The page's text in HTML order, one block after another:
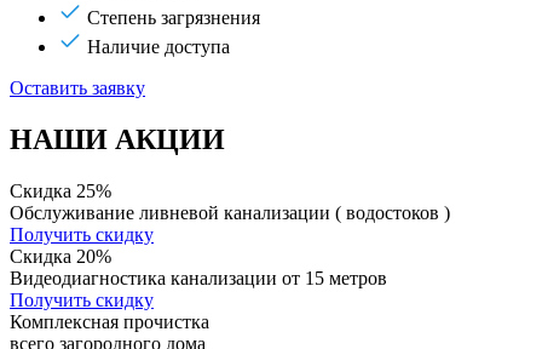
Степень загрязнения
Наличие доступа
Оставить заявку
НАШИ АКЦИИ
Скидка 25%
Обслуживание ливневой канализации ( водостоков )
Получить скидку
Скидка 20%
Видеодиагностика канализации от 15 метров
Получить скидку
Комплексная прочистка
всего загородного дома